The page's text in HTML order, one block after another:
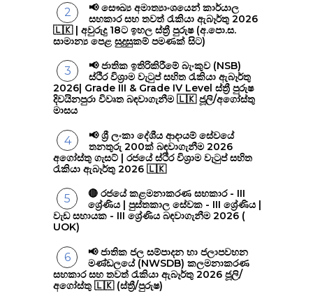
📢 සෞඛ්‍ය අමාත්‍යාංශයෙන් කාර්යාල
සහකාර සහ තවත් රැකියා ඇබෑර්තු 2026
🇱🇰 | අවුරුදු 18ට ඉහල ස්ත්‍රී පුරුෂ (අ.පො.ස.
සාමාන්‍ය පෙළ සුදුසුකම් පමණක් සිට)
📢 ජාතික ඉතිරිකිරීමේ බැංකුව (NSB)
ස්ථිර විශ්‍රාම වැටුප් සහිත රැකියා ඇබෑර්තු
2026| Grade III & Grade IV Level ස්ත්‍රී පුරුෂ
දිවයිනපුරා විවෘත බඳවාගැනීම 🇱🇰 ජූලි/අගෝස්තු
මාසය
📢 ශ්‍රී ලංකා දේශීය ආදායම් සේවයේ
තනතුරු 200ක් බඳවාගැනීම 2026
අගෝස්තු ගැසට් | රජයේ ස්ථිර විශ්‍රාම වැටුප් සහිත
රැකියා ඇබෑර්තු 2026 🇱🇰
🔴 රජයේ කළමනාකරණ සහකාර - III
ශ්‍රේණිය | පුස්තකාල සේවක - III ශ්‍රේණිය |
වැඩ සහායක - III ශ්‍රේණිය බඳවාගැනීම 2026 (
UOK)
📢 ජාතික ජල සම්පාදන හා ජලාපවහන
මණ්ඩලයේ (NWSDB) කලමනාකරණ
සහකාර සහ තවත් රැකියා ඇබෑර්තු 2026 ජූලි/
අගෝස්තු 🇱🇰 (ස්ත්‍රී/පුරුෂ)